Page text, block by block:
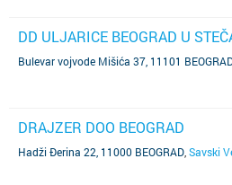
DD ULJARICE BEOGRAD U
Bulevar vojvode Mišića 37, 11101
DRAJZER DOO BEOGRAD
Hadži Đerina 22, 11000 BEOGRAD Savski